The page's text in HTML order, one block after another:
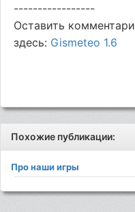
-----------------
Оставить
здесь: Gismeteo 1.6
Похожие публикации:
Про наши игры